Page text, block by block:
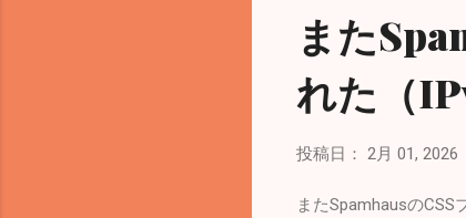
1.92.0 (ded5c06cf
from a source tarball)
や c...
また
れた（
投稿日： 2月 01, 2026
またSpamhausの